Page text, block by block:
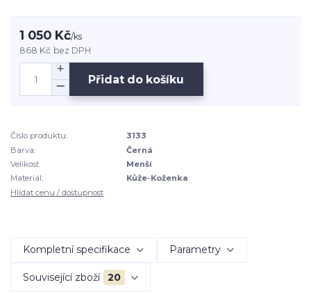
1 050 Kč/ks
868 Kč bez DPH
Přidat do košíku
Číslo produktu:
3133
Barva:
Černá
Velikost:
Menší
Materiál:
Kůže-Koženka
Hlídat cenu / dostupnost
Kompletní specifikace Parametry
Související zboží 20